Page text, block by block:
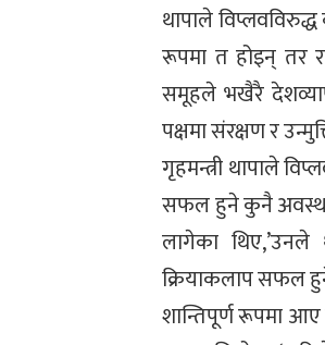
थापाले
रूपमा त होइन् तर
समूहले भखैरै
पक्षमा संरक्षण र
गृहमन्त्री थापाले
सफल हुने कुनै अवस्था
लागेका
क्रियाकलाप सफल
शान्तिपूर्ण रूपमा